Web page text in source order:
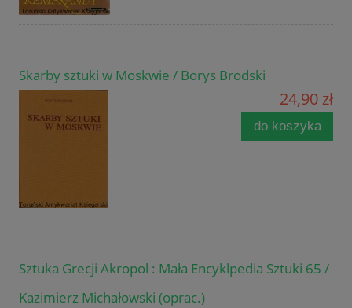
Skarby sztuki w Moskwie / Borys Brodski
24,90 zł
do koszyka
Sztuka Grecji Akropol : Mała Encyklpedia Sztuki 65 /
Kazimierz Michałowski (oprac.)